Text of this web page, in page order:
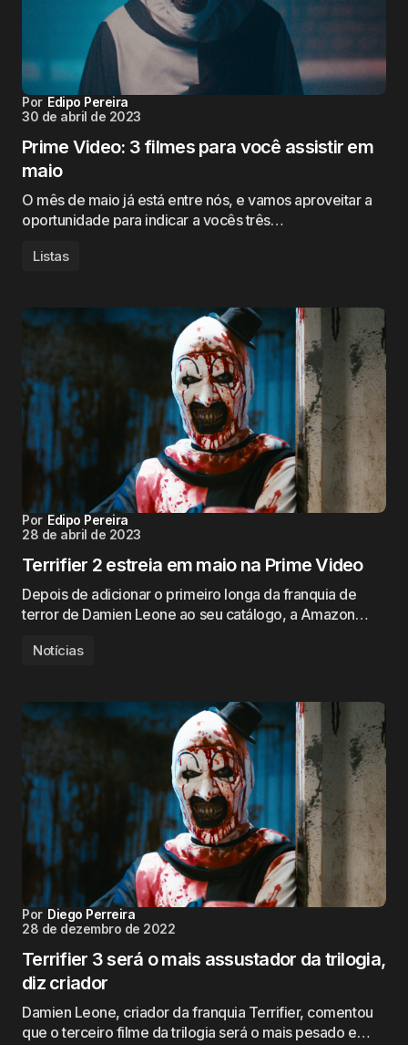
Por Edipo Pereira
30 de abril de 2023
Prime Video: 3 filmes para você assistir em
maio
O mês de maio já está entre nós, e vamos aproveitar a
oportunidade para indicar a vocês três…
Listas
Por Edipo Pereira
28 de abril de 2023
Terrifier 2 estreia em maio na Prime Video
Depois de adicionar o primeiro longa da franquia de
terror de Damien Leone ao seu catálogo, a Amazon…
Notícias
Por Diego Perreira
28 de dezembro de 2022
Terrifier 3 será o mais assustador da trilogia,
diz criador
Damien Leone, criador da franquia Terrifier, comentou
que o terceiro filme da trilogia será o mais pesado e…